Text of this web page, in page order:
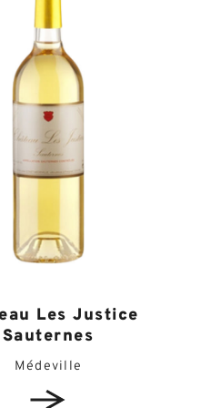
Les Justice
Sauternes
Médeville